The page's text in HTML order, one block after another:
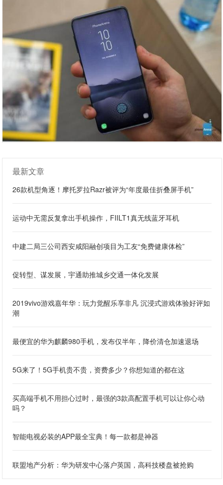
最新文章
26款机型角逐！摩托罗拉Razr被评为“年度最佳折叠屏手机”
运动中无需反复拿出手机操作，FIILT1真无线蓝牙耳机
中建二局三公司西安咸阳融创项目为工友“免费健康体检”
促转型、谋发展，宇通助推城乡交通一体化发展
2019vivo游戏嘉年华：玩力觉醒乐享非凡 沉浸式游戏体验好评如
潮
最便宜的华为麒麟980手机，发布仅半年，降价清仓加速退场
5G来了！5G手机贵不贵，资费多少？你想知道的都在这
买高端手机不用担心过时，最强的3款高配置手机可以让你心动
吗？
智能电视必装的APP最全宝典！每一款都是神器
联盟地产分析：华为研发中心落户英国，高科技楼盘被抢购